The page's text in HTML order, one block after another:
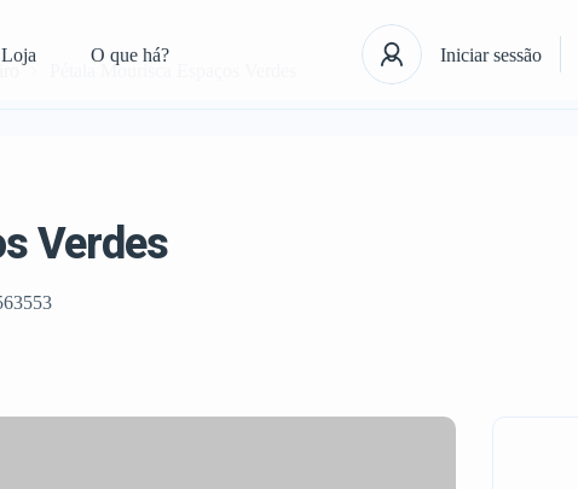
Loja O que há? Iniciar sessão
Pétala Mourisca Espaços Verdes
Verdes